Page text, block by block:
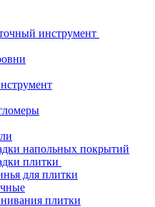
инструмент
напольных покрытий
плитки
для плитки
плитки